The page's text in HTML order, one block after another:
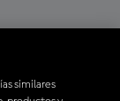
similares